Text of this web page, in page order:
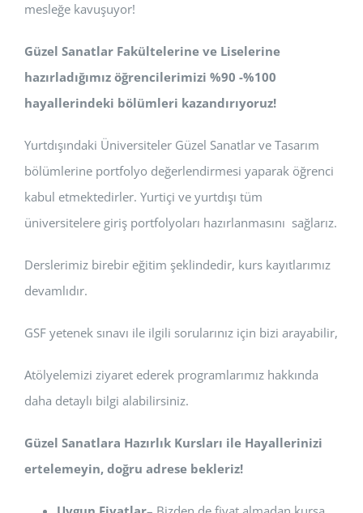
mesleğe kavuşuyor!
Güzel Sanatlar Fakültelerine ve Liselerine
hazırladığımız öğrencilerimizi %90 -%100
hayallerindeki bölümleri kazandırıyoruz!
Yurtdışındaki Üniversiteler Güzel Sanatlar ve Tasarım
bölümlerine portfolyo değerlendirmesi yaparak öğrenci
kabul etmektedirler. Yurtiçi ve yurtdışı tüm
üniversitelere giriş portfolyoları hazırlanmasını sağlarız.
Derslerimiz birebir eğitim şeklindedir, kurs kayıtlarımız
devamlıdır.
GSF yetenek sınavı ile ilgili sorularınız için bizi arayabilir,
Atölyelemizi ziyaret ederek programlarımız hakkında
daha detaylı bilgi alabilirsiniz.
Güzel Sanatlara Hazırlık Kursları ile Hayallerinizi
ertelemeyin, doğru adrese bekleriz!